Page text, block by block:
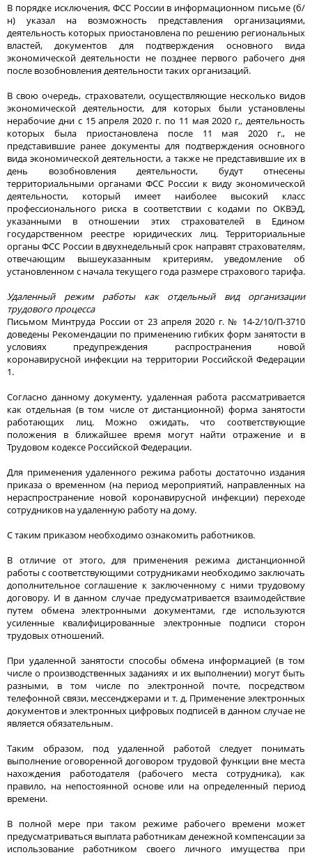
В порядке исключения, ФСС России в информационном письме (б/
н) указал на возможность представления организациями,
деятельность которых приостановлена по решению региональных
властей, документов для подтверждения основного вида
экономической деятельности не позднее первого рабочего дня
после возобновления деятельности таких организаций.
В свою очередь, страхователи, осуществляющие несколько видов
экономической деятельности, для которых были установлены
нерабочие дни с 15 апреля 2020 г. по 11 мая 2020 г,, деятельность
которых была приостановлена после 11 мая 2020 г., не
представившие ранее документы для подтверждения основного
вида экономической деятельности, а также не представившие их в
день возобновления деятельности, будут отнесены
территориальными органами ФСС России к виду экономической
деятельности, который имеет наиболее высокий класс
профессионального риска в соответствии с кодами по ОКВЭД,
указанными в отношении этих страхователей в Едином
государственном реестре юридических лиц. Территориальные
органы ФСС России в двухнедельный срок направят страхователям,
отвечающим вышеуказанным критериям, уведомление об
установленном с начала текущего года размере страхового тарифа.
Удаленный режим работы как отдельный вид организации
трудового процесса
Письмом Минтруда России от 23 апреля 2020 г. № 14-2/10/П-3710
доведены Рекомендации по применению гибких форм занятости в
условиях предупреждения распространения новой
коронавирусной инфекции на территории Российской Федерации
1.
Согласно данному документу, удаленная работа рассматривается
как отдельная (в том числе от дистанционной) форма занятости
работающих лиц. Можно ожидать, что соответствующие
положения в ближайшее время могут найти отражение и в
Трудовом кодексе Российской Федерации.
Для применения удаленного режима работы достаточно издания
приказа о временном (на период мероприятий, направленных на
нераспространение новой коронавирусной инфекции) переходе
сотрудников на удаленную работу на дому.
С таким приказом необходимо ознакомить работников.
В отличие от этого, для применения режима дистанционной
работы с соответствующими сотрудниками необходимо заключать
дополнительное соглашение к заключенному с ними трудовому
договору. И в данном случае предусматривается взаимодействие
путем обмена электронными документами, где используются
усиленные квалифицированные электронные подписи сторон
трудовых отношений.
При удаленной занятости способы обмена информацией (в том
числе о производственных заданиях и их выполнении) могут быть
разными, в том числе по электронной почте, посредством
телефонной связи, мессенджерами и т. д. Применение электронных
документов и электронных цифровых подписей в данном случае не
является обязательным.
Таким образом, под удаленной работой следует понимать
выполнение оговоренной договором трудовой функции вне места
нахождения работодателя (рабочего места сотрудника), как
правило, на непостоянной основе или на определенный период
времени.
В полной мере при таком режиме рабочего времени может
предусматриваться выплата работникам денежной компенсации за
использование работником своего личного имущества при